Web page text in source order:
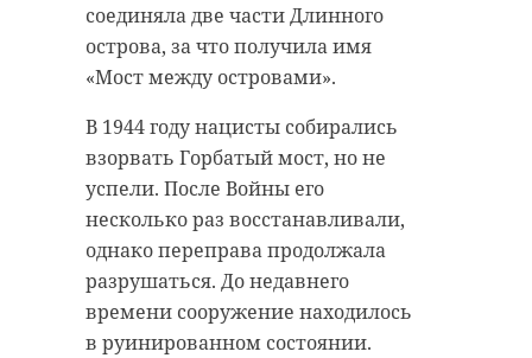
соединяла две части Длинного
острова, за что получила имя
«Мост между островами».
В 1944 году нацисты собирались
взорвать Горбатый мост, но не
успели. После Войны его
несколько раз восстанавливали,
однако переправа продолжала
разрушаться. До недавнего
времени сооружение находилось
в руинированном состоянии.